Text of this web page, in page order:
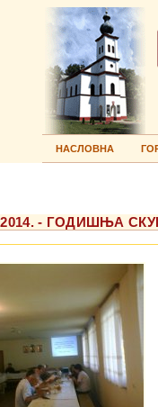
НАСЛОВНА
- ГОДИШЊА